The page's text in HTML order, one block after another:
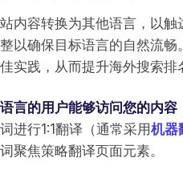
内容转换为其他语言，以
以确保目标语言的自然流
实践，从而提升海外搜索排
言的用户能够访问您的内
进行1:1翻译（通常采用机器
聚焦策略翻译页面元素。